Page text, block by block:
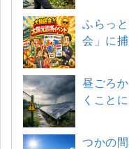
ふらっ
会」に
昼ごろ
くこと
つかの